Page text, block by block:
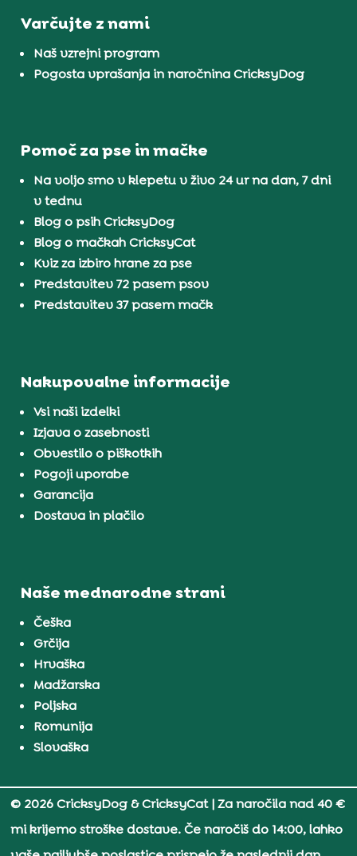
Varčujte z nami
Naš vzrejni program
Pogosta vprašanja in naročnina CricksyDog
Pomoč za pse in mačke
Na voljo smo v klepetu v živo 24 ur na dan, 7 dni
v tednu
Blog o psih CricksyDog
Blog o mačkah CricksyCat
Kviz za izbiro hrane za pse
Predstavitev 72 pasem psov
Predstavitev 37 pasem mačk
Nakupovalne informacije
Vsi naši izdelki
Izjava o zasebnosti
Obvestilo o piškotkih
Pogoji uporabe
Garancija
Dostava in plačilo
Naše mednarodne strani
Češka
Grčija
Hrvaška
Madžarska
Poljska
Romunija
Slovaška
© 2026 CricksyDog & CricksyCat| Za naročila nad 40 €
mi krijemo stroške dostave. Če naročiš do 14:00, lahko